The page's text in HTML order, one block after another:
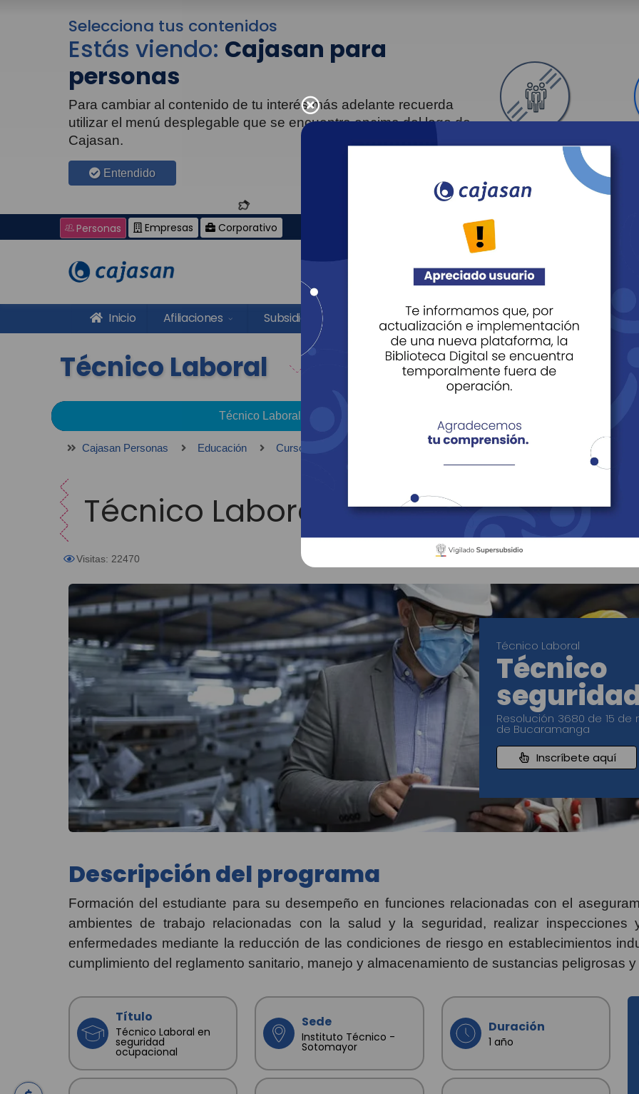
Selecciona tus contenidos
Estás viendo: Cajasan para
personas
Para cambiar al contenido de tu interés más adelante recuerda
utilizar el menú desplegable que se encuentra encima del logo de
Cajasan.
Entendido
Personas
Personas Empresas Corporativo
Agéndate
Inicio Afiliaciones Subsidios Recreación Educación Cultura
Técnico Laboral
Técnico Laboral
Cajasan Personas Educación Cursos y capacitaciones Técnico Laboral Técnico Laboral en
Técnico Laboral en seguridad
Visitas: 22470
Técnico Laboral
Resolución 3680 de 15
de Bucaramanga
Inscríbete aquí
Descripción del programa
Formación del estudiante para su desempeño en funciones relacionadas con el
ambientes de trabajo relacionadas con la salud y la seguridad, realizar
enfermedades mediante la reducción de las condiciones de riesgo en establecimientos
cumplimiento del reglamento sanitario, manejo y almacenamiento de sustancias peligrosas
Título
Técnico Laboral en
seguridad
ocupacional
Sede
Instituto Técnico -
Sotomayor
Duración
1 año